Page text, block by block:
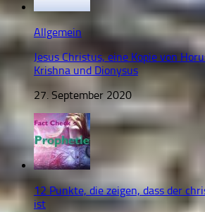
Allgemein
Jesus Christus, eine Kopie von
Krishna und Dionysus
27. September 2020
12 Punkte, die zeigen, dass der
ist